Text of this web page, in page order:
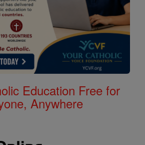
Education Free for
Anywhere